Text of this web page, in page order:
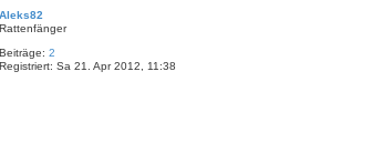
Aleks82
Rattenfänger
Beiträge: 2
Registriert: Sa 21. Apr 2012, 11:38